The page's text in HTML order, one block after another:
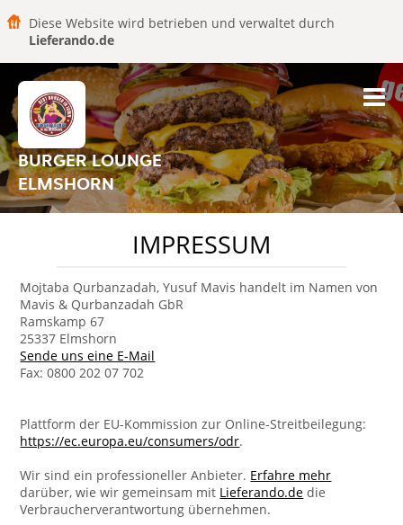
Diese Website wird betrieben und verwaltet durch
Lieferando.de
BURGER LOUNGE
ELMSHORN
IMPRESSUM
Mojtaba Qurbanzadah, Yusuf Mavis handelt im Namen von
Mavis & Qurbanzadah GbR
Ramskamp 67
25337 Elmshorn
Sende uns eine E-Mail
Fax: 0800 202 07 702
Plattform der EU-Kommission zur Online-Streitbeilegung:
https://ec.europa.eu/consumers/odr.
Wir sind ein professioneller Anbieter. Erfahre mehr
darüber, wie wir gemeinsam mit Lieferando.de die
Verbraucherverantwortung übernehmen.